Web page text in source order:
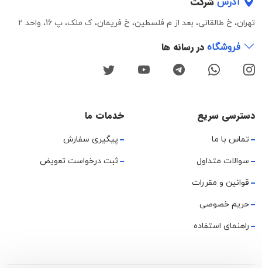
تهران، خ طالقانی، بعد از م فلسطین، خ فریمان، ک ملک، پ 16، واحد 2
فروشگاه در رسانه ها
دسترسی سریع
تماس با ما
سوالات متداول
قوانین و مقررات
حریم خصوصی
راهنمای استفاده
خدمات ما
پیگیری سفارش
ثبت درخواست تعویض